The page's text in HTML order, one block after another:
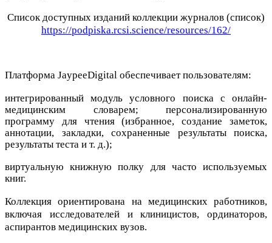
Список доступных изданий коллекции журналов (список)
https://podpiska.rcsi.science/resources/162/
Платформа JaypeeDigital обеспечивает пользователям:
интегрированный модуль условного поиска с онлайн-
медицинским словарем; персонализированную
программу для чтения (избранное, создание заметок,
аннотации, закладки, сохраненные результаты поиска,
результаты теста и т. д.);
виртуальную книжную полку для часто используемых
книг.
Коллекция ориентирована на медицинских работников,
включая исследователей и клиницистов, ординаторов,
аспирантов медицинских вузов.